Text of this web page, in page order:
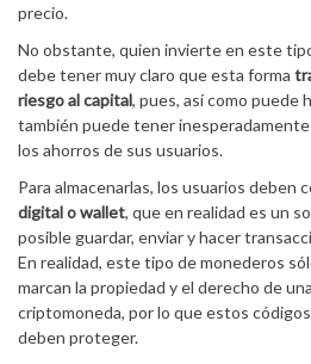
precio.
No obstante, quien invierte en este
debe tener muy claro que esta forma
riesgo al capital, pues, así como puede
también puede tener
los ahorros de sus usuarios.
Para almacenarlas, los usuarios deben
digital o wallet, que en realidad es un
posible guardar, enviar y hacer
En realidad, este tipo de monederos
marcan la propiedad y el derecho de
criptomoneda, por lo que estos
deben proteger.